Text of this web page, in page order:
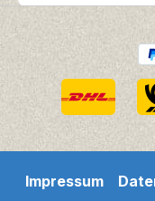
Impressum